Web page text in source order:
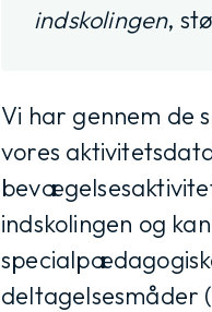
indskolingen,
Vi har gennem de
vores
indskolingen og
deltagelsesmåder